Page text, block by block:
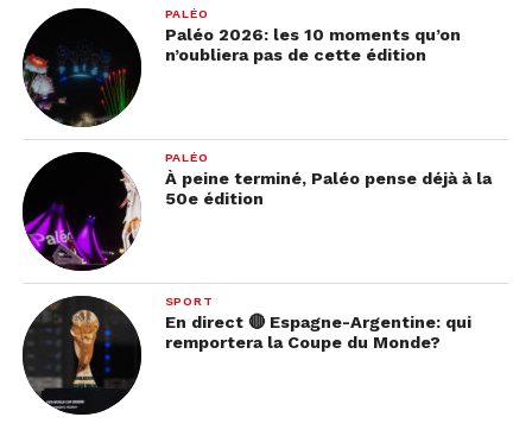
PALÉO
Paléo 2026: les 10 moments qu’on
n’oubliera pas de cette édition
PALÉO
À peine terminé, Paléo pense déjà à la
50e édition
SPORT
En direct 🔴 Espagne-Argentine: qui
remportera la Coupe du Monde?